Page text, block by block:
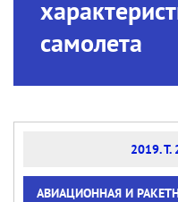
самолета
2019.
АВИАЦИОННАЯ И